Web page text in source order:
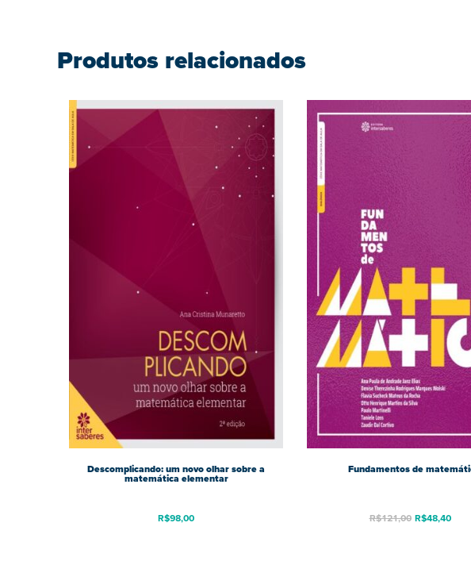
Produtos relacionados
Descomplicando: um novo olhar sobre a
matemática elementar
R$98,00
Fundamentos de
R$121,00 R$48,40